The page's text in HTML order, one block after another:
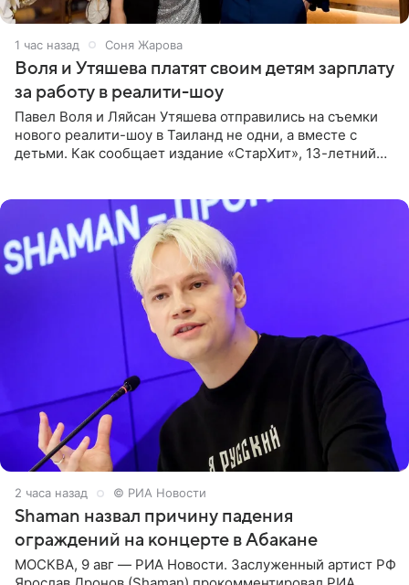
1 час назад Соня Жарова
Воля и Утяшева платят своим детям зарплату
за работу в реалити-шоу
Павел Воля и Ляйсан Утяшева отправились на съемки
нового реалити-шоу в Таиланд не одни, а вместе с
детьми. Как сообщает издание «СтарХит», 13-летний
2 часа назад © РИА Новости
Shaman назвал причину падения
ограждений на концерте в Абакане
МОСКВА, 9 авг — РИА Новости. Заслуженный артист РФ